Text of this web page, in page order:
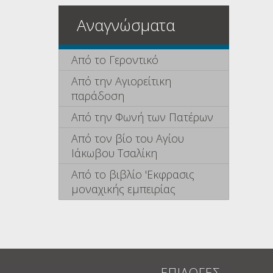
Αναγνώσματα
Από το Γεροντικό
Από την Αγιορείτικη
παράδοση
Από την Φωνή των Πατέρων
Από τον βίο του Αγίου
Ιάκωβου Τσαλίκη
Από το βιβλίο 'Εκφρασις
μοναχικής εμπειρίας